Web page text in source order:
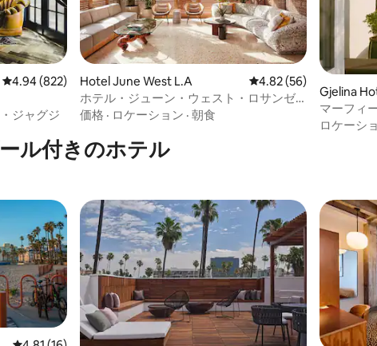
レビュー822件、5つ星中4.94つ星の平均評価
4.94 (822)
ジャグジ
Hotel June West L.A レビュー56件、5つ星
4.82 (56)
ホテル・ジューン・ウェスト・ロサンゼ
ルス、ホテルが選ぶ
価格 · ロケーション · 朝食
Gjelina
マーフィ
ロケーシ
ル付きのホ⁠テ⁠ル